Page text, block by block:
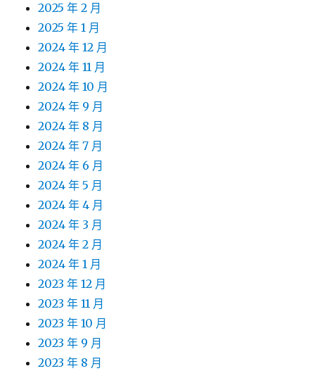
2025 年 2 月
2025 年 1 月
2024 年 12 月
2024 年 11 月
2024 年 10 月
2024 年 9 月
2024 年 8 月
2024 年 7 月
2024 年 6 月
2024 年 5 月
2024 年 4 月
2024 年 3 月
2024 年 2 月
2024 年 1 月
2023 年 12 月
2023 年 11 月
2023 年 10 月
2023 年 9 月
2023 年 8 月